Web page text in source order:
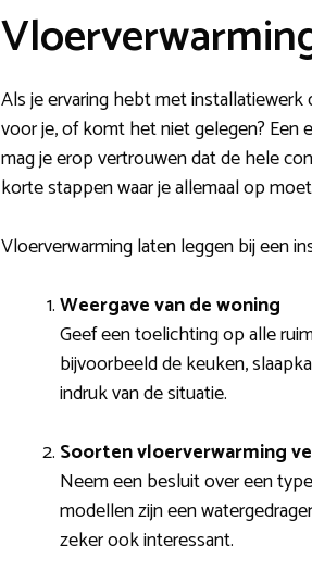
Als je ervaring hebt met
voor je, of komt het niet gelegen? Een
mag je erop vertrouwen dat de hele
korte stappen waar je allemaal op
Vloerverwarming laten leggen bij een
Weergave van de woning
Geef een toelichting op alle
bijvoorbeeld de keuken,
indruk van de situatie.
Soorten vloerverwarming
Neem een besluit over een
modellen zijn een
zeker ook interessant.